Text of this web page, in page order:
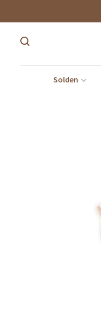
Solden